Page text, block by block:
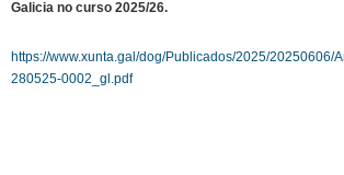
Galicia no curso 2025/26.
https://www.xunta.gal/dog/Publicados/2025/20250606/
280525-0002_gl.pdf